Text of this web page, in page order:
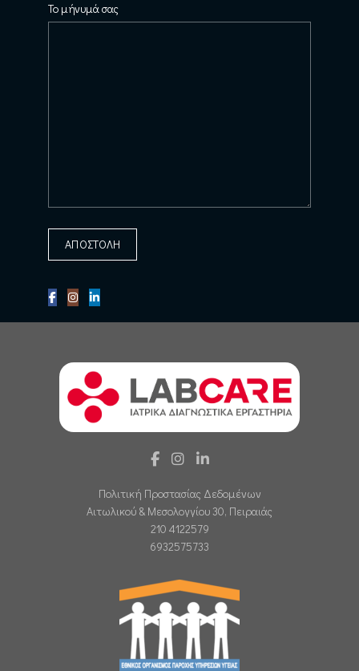
Το μήνυμά σας
Πολιτική Προστασίας Δεδομένων
Αιτωλικού & Μεσολογγίου 30, Πειραιάς
210 4122579
6932575733